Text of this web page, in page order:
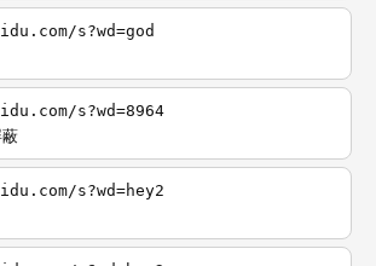
s?wd=god
s?wd=8964
s?wd=hey2